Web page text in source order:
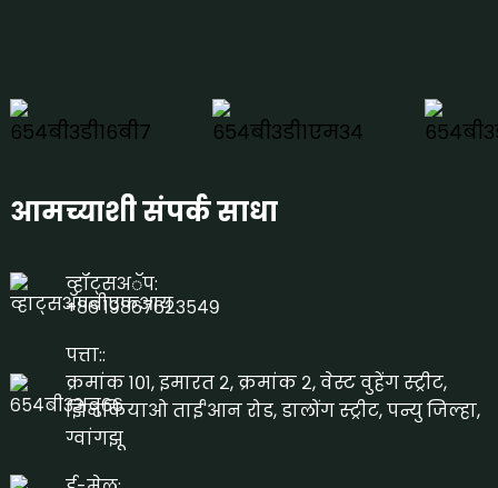
आमच्याशी संपर्क साधा
व्हॉट्सअॅप:
+८६ १९८६७६२३५४९
पत्ता::
क्रमांक १०१, इमारत २, क्रमांक २, वेस्ट वुहेंग स्ट्रीट,
झिनकियाओ ताई'आन रोड, डालोंग स्ट्रीट, पन्यु जिल्हा,
ग्वांगझू